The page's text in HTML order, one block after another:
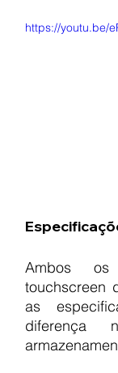
https://youtu.be/
Ambos os
touchscreen
as
diferença